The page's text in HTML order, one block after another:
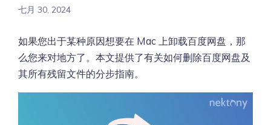
七月 30, 2024
如果您出于某种原因想要在 Mac 上卸载百度网盘，那
么您来对地方了。本文提供了有关如何删除百度网盘及
其所有残留文件的分步指南。